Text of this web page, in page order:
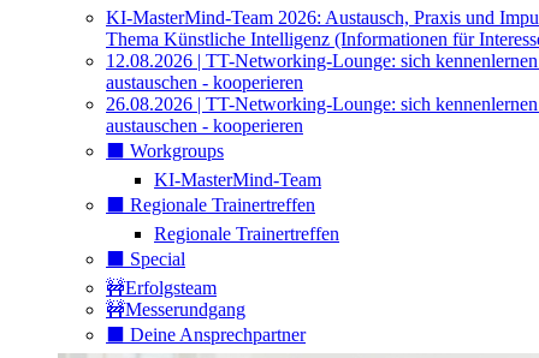
KI-MasterMind-Team 2026: Austausch, Praxis und
Thema Künstliche Intelligenz (Informationen für
12.08.2026 | TT-Networking-Lounge: sich
austauschen - kooperieren
26.08.2026 | TT-Networking-Lounge: sich
austauschen - kooperieren
⬛️ Workgroups
KI-MasterMind-Team
⬛️ Regionale Trainertreffen
Regionale Trainertreffen
⬛️ Special
🚧Erfolgsteam
🚧Messerundgang
⬛️ Deine Ansprechpartner